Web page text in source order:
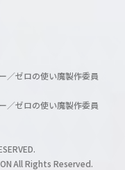
／ゼロの使い魔製作委員
／ゼロの使い魔製作委員
All Rights Reserved.